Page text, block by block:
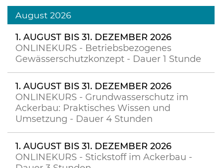
August 2026
1. AUGUST BIS 31. DEZEMBER 2026
ONLINEKURS - Betriebsbezogenes
Gewässerschutzkonzept - Dauer 1 Stunde
1. AUGUST BIS 31. DEZEMBER 2026
ONLINEKURS - Grundwasserschutz im
Ackerbau: Praktisches Wissen und
Umsetzung - Dauer 4 Stunden
1. AUGUST BIS 31. DEZEMBER 2026
ONLINEKURS - Stickstoff im Ackerbau -